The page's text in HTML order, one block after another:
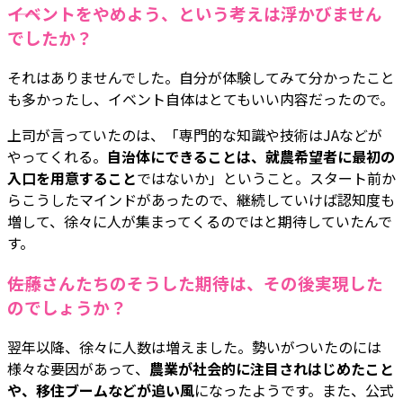
――イベントをやめよう、という考えは浮かびません
でしたか？
それはありませんでした。自分が体験してみて分かったこと
も多かったし、イベント自体はとてもいい内容だったので。
上司が言っていたのは、「専門的な知識や技術はJAなどが
やってくれる。 自治体にできることは、就農希望者に最初の
入口を用意することではないか」ということ。スタート前か
らこうしたマインドがあったので、継続していけば認知度も
増して、徐々に人が集まってくるのではと期待していたんで
す。
――佐藤さんたちのそうした期待は、その後実現した
のでしょうか？
翌年以降、徐々に人数は増えました。勢いがついたのには
様々な要因があって、 農業が社会的に注目されはじめたこと
や、移住ブームなどが追い風になったようです。また、公式